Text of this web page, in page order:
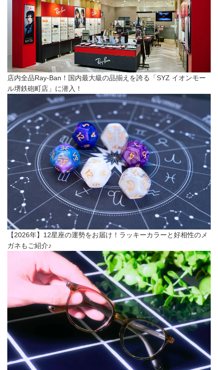
店内全品Ray-Ban！国内最大級の品揃えを誇る「SYZ イオンモー
ル堺鉄砲町店」に潜入！
【2026年】12星座の運勢をお届け！ラッキーカラーと好相性のメ
ガネもご紹介♪